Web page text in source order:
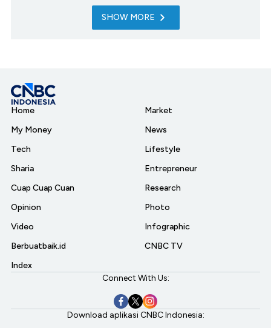
SHOW MORE
Home
My Money
Tech
Sharia
Cuap Cuap Cuan
Opinion
Video
Berbuatbaik.id
Index
Market
News
Lifestyle
Entrepreneur
Research
Photo
Infographic
CNBC TV
Connect With Us:
Download aplikasi CNBC Indonesia: